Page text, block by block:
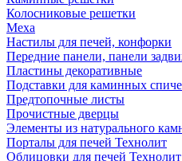
Колосниковые решетки
Меха
Настилы для печей, конфорки
Передние панели, панели
Пластины декоративные
Подставки для каминных
Предтопочные листы
Прочистные дверцы
Элементы из натурального
Порталы для печей Технолит
Облицовки для печей Технолит